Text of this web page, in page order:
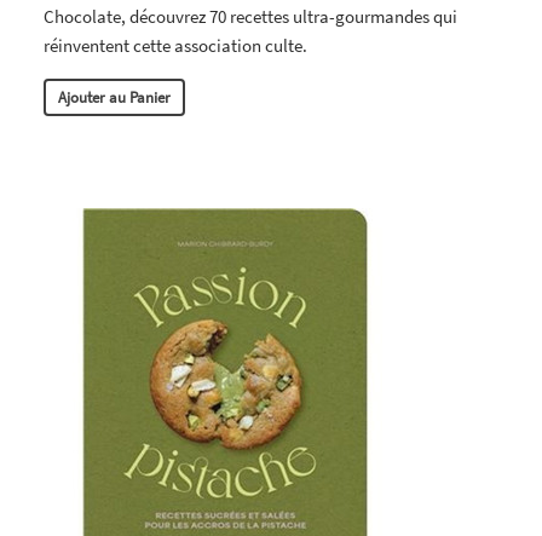
Chocolate, découvrez 70 recettes ultra-gourmandes qui
réinventent cette association culte.
Ajouter au Panier